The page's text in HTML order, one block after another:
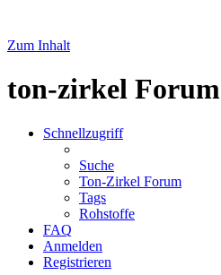
Zum Inhalt
ton-zirkel Forum
Schnellzugriff
Suche
Ton-Zirkel Forum
Tags
Rohstoffe
FAQ
Anmelden
Registrieren